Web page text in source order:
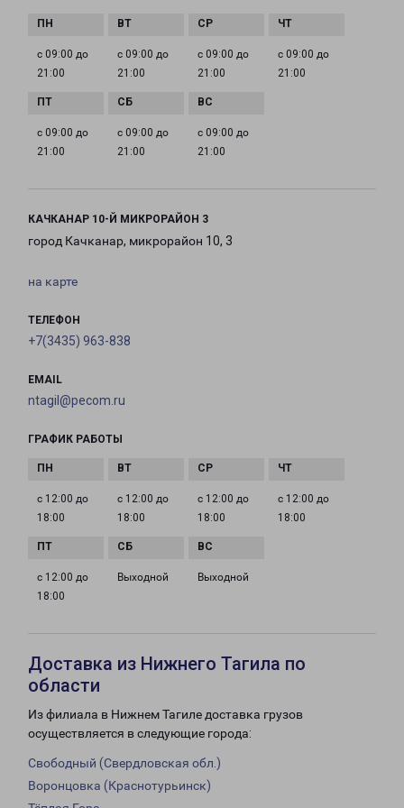
с 09:00 до
21:00
с 09:00 до
21:00
с 09:00 до
21:00
с 09:00 до
21:00
с 09:00 до
21:00
с 09:00 до
21:00
с 09:00 до
21:00
КАЧКАНАР 10-Й МИКРОРАЙОН 3
город Качканар, микрорайон 10, 3
на карте
ТЕЛЕФОН
+7(3435) 963-838
EMAIL
ntagil@pecom.ru
ГРАФИК РАБОТЫ
с 12:00 до
18:00
с 12:00 до
18:00
с 12:00 до
18:00
с 12:00 до
18:00
с 12:00 до
18:00
Выходной Выходной
Доставка из Нижнего Тагила по
области
Из филиала в Нижнем Тагиле доставка грузов
осуществляется в следующие города:
Свободный (Свердловская обл.)
Воронцовка (Краснотурьинск)